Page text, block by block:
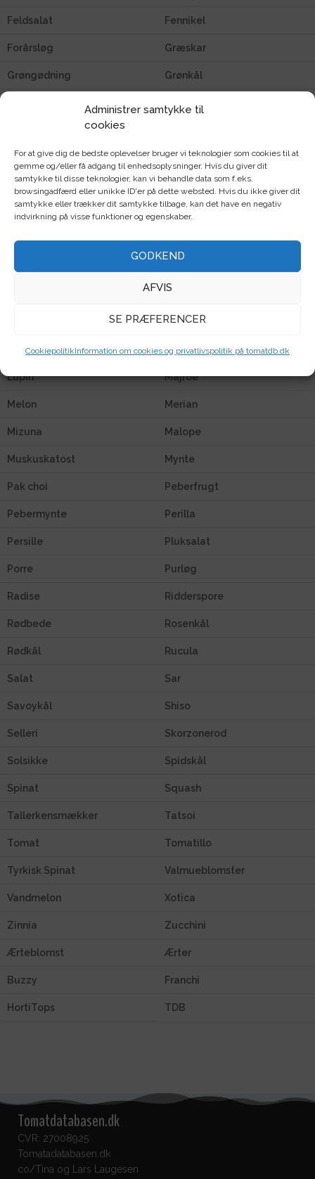
Administrer samtykke til
cookies
For at give dig de bedste oplevelser bruger vi teknologier som cookies til at
gemme og/eller få adgang til enhedsoplysninger. Hvis du giver dit
samtykke til disse teknologier, kan vi behandle data som f.eks.
browsingadfærd eller unikke ID'er på dette websted. Hvis du ikke giver dit
samtykke eller trækker dit samtykke tilbage, kan det have en negativ
indvirkning på visse funktioner og egenskaber.
GODKEND
AFVIS
SE PRÆFERENCER
CookiepolitikInformation om cookies og privatlivspolitik på tomatdb.dk
Feldsalat Fennikel
Forårsløg Græskar
Grøngødning Grønkål
Hovedsalat Hvidkål
Kalettes / blomkålsspirer Kiwano
Kapers Klatreblomster
Knold Koriander
Kvan
Lathyrus
Løg
Løvemund Løvstikke
Lupin Majroe
Melon Merian
Mizuna Malope
Muskuskatost Mynte
Pak choi Peberfrugt
Pebermynte Perilla
Persille Pluksalat
Porre Purløg
Radise Ridderspore
Rødbede Rosenkål
Rødkål Rucula
Salat Sar
Savoykål Shiso
Selleri Skorzonerod
Solsikke Spidskål
Spinat Squash
Tallerkensmækker Tatsoi
Tomat Tomatillo
Tyrkisk Spinat Valmueblomster
Vandmelon Xotica
Zinnia Zucchini
Ærteblomst Ærter
Buzzy Franchi
HortiTops TDB
Tomatdatabasen.dk
CVR: 27008925
Tomatadatabasen.dk
co/Tina og Lars Laugesen